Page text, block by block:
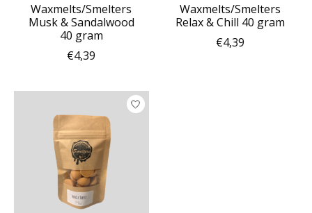
Waxmelts/Smelters
Musk & Sandalwood
40 gram
€4,39
Waxmelts/Smelters
Relax & Chill 40 gram
€4,39